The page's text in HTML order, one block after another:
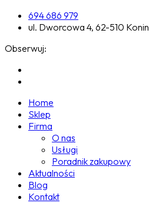
694 686 979
ul. Dworcowa 4, 62-510 Konin
Obserwuj:
Home
Sklep
Firma
O nas
Usługi
Poradnik zakupowy
Aktualności
Blog
Kontakt